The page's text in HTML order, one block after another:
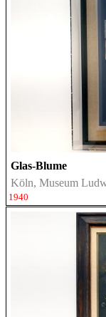
Glas-Blume
Köln, Museum
1940